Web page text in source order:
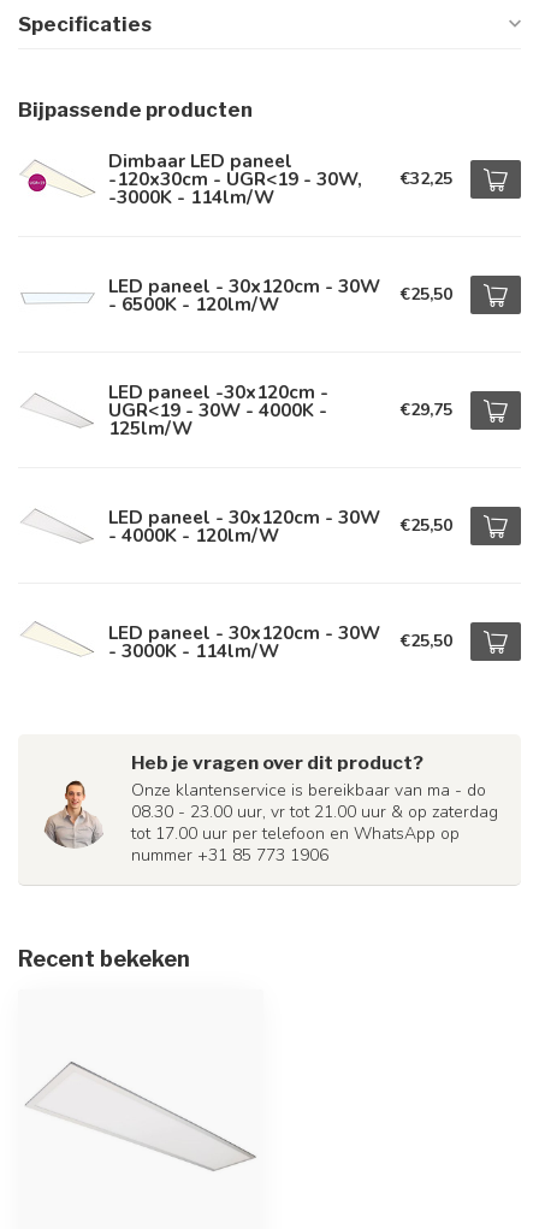
Specificaties
Bijpassende producten
Dimbaar LED paneel
-120x30cm - UGR<19 - 30W,
-3000K - 114lm/W
€32,25
LED paneel - 30x120cm - 30W
- 6500K - 120lm/W €25,50
LED paneel -30x120cm -
UGR<19 - 30W - 4000K -
125lm/W
€29,75
LED paneel - 30x120cm - 30W
- 4000K - 120lm/W €25,50
LED paneel - 30x120cm - 30W
- 3000K - 114lm/W €25,50
Heb je vragen over dit product?
Onze klantenservice is bereikbaar van ma - do
08.30 - 23.00 uur, vr tot 21.00 uur & op zaterdag
tot 17.00 uur per telefoon en WhatsApp op
nummer +31 85 773 1906
Recent bekeken